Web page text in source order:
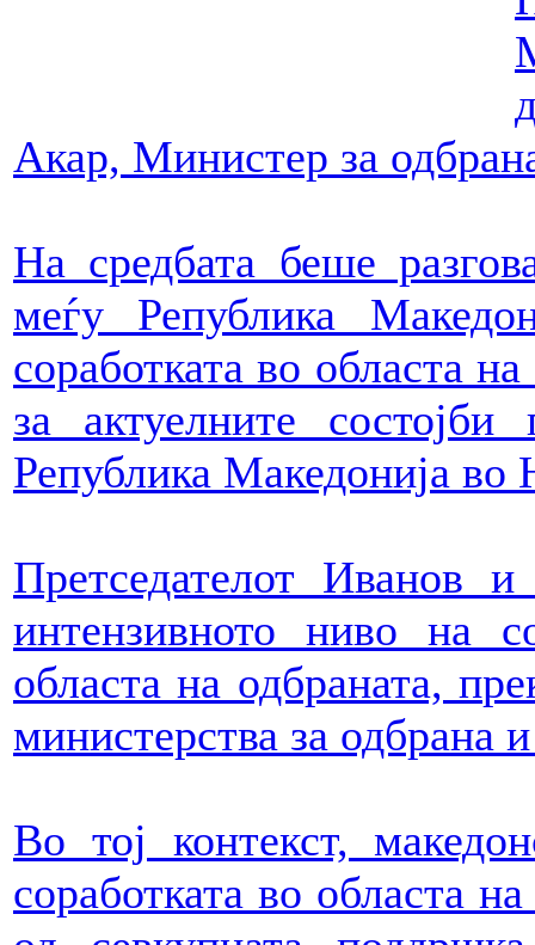
Акар, Министер за
На средбата беше
меѓу Република
соработката во областа
за актуелните
Република Македонија
Претседателот Иванов
интензивното ниво на
областа на одбраната,
министерства за одбрана
Во тој контекст,
соработката во областа